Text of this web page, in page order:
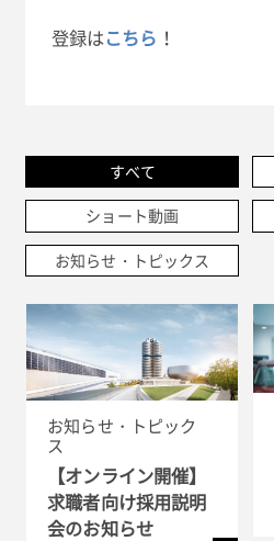
登録はこちら ！
すべて
ショート動画
お知らせ・トピックス
お知らせ・トピック
ス
【オンライン開催】
求職者向け採用説明
会のお知らせ